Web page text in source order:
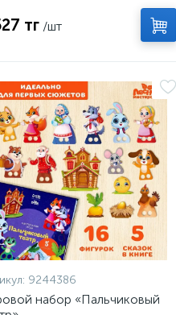
тг /шт
9244386
набор «‎Пальчиковый